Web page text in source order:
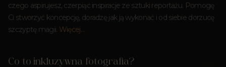
czego aspirujesz, czerpiąc inspiracje ze sztuki reportażu. Pomogę
Ci stworzyć koncepcję, doradzę jak ją wykonać i od siebie dorzucę
szczyptę magii. Więcej…
Co to inkluzywna fotografia?